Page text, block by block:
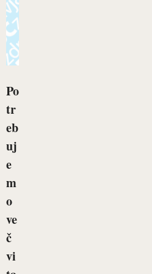
Po
tr
eb
uj
e
m
o
ve
č
vi